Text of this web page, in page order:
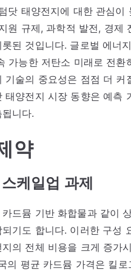
닷 태양전지에 대한 관심이
원 규제, 과학적 발전, 경제
된 것입니다. 글로벌 에너
가능한 저탄소 미래로 전환
기술의 중요성은 점점 더 커
태양전지 시장 동향은 예측
니다.
약
케일업 과제
드뮴 기반 화합물과 같이
기도 합니다. 이러한 구성
지의 전체 비용을 크게 증가
의 평균 카드뮴 가격은 킬로